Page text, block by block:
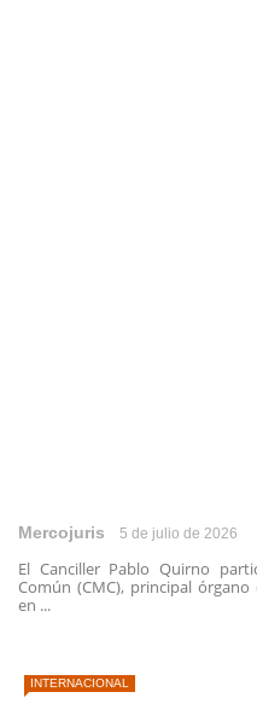
Mercojuris 5 de julio de 2026
El Canciller Pablo Quirno
Común (CMC), principal órgano
en ...
INTERNACIONAL